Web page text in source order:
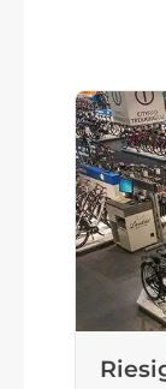
Addict